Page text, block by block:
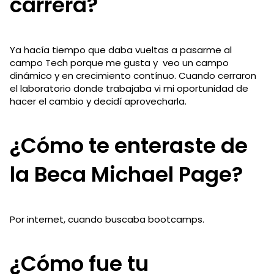
Ya hacía tiempo que daba vueltas a pasarme al
campo Tech porque me gusta y veo un campo
dinámico y en crecimiento contínuo. Cuando cerraron
el laboratorio donde trabajaba vi mi oportunidad de
hacer el cambio y decidí aprovecharla.
¿Cómo te enteraste de
la Beca Michael Page?
Por internet, cuando buscaba bootcamps.
¿Cómo fue tu